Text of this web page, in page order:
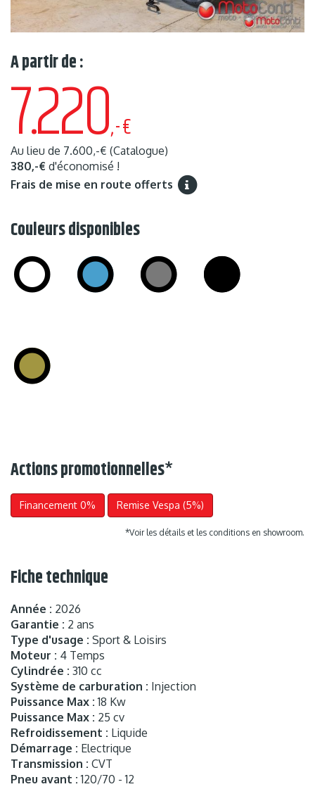
A partir de :
7.220,-€
Au lieu de 7.600,-€ (Catalogue)
380,-€ d'économisé !
Frais de mise en route offerts
Couleurs disponibles
Actions promotionnelles*
Financement 0% Remise Vespa (5%)
*Voir les détails et les conditions en showroom.
Fiche technique
Année : 2026
Garantie : 2 ans
Type d'usage : Sport & Loisirs
Moteur : 4 Temps
Cylindrée : 310 cc
Système de carburation : Injection
Puissance Max : 18 Kw
Puissance Max : 25 cv
Refroidissement : Liquide
Démarrage : Electrique
Transmission : CVT
Pneu avant : 120/70 - 12